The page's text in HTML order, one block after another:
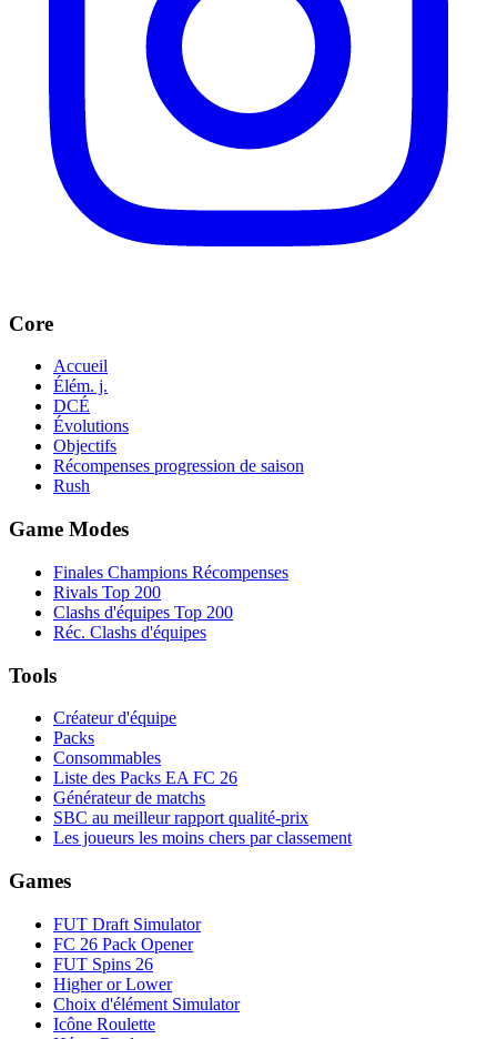
Core
Accueil
Élém. j.
DCÉ
Évolutions
Objectifs
Récompenses progression de saison
Rush
Game Modes
Finales Champions Récompenses
Rivals Top 200
Clashs d'équipes Top 200
Réc. Clashs d'équipes
Tools
Créateur d'équipe
Packs
Consommables
Liste des Packs EA FC 26
Générateur de matchs
SBC au meilleur rapport qualité-prix
Les joueurs les moins chers par classement
Games
FUT Draft Simulator
FC 26 Pack Opener
FUT Spins 26
Higher or Lower
Choix d'élément Simulator
Icône Roulette